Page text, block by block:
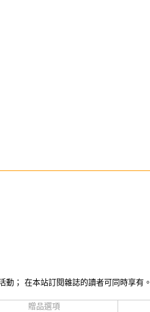
動； 在本站訂閱雜誌的讀者可同時享有。
贈品選項